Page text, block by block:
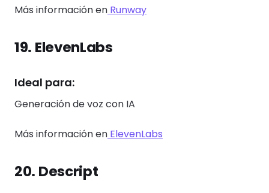
Más información en Runway
19. ElevenLabs
Ideal para:
Generación de voz con IA
Más información en ElevenLabs
20. Descript